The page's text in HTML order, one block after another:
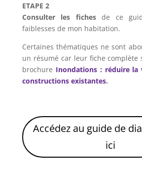
ETAPE 2
Consulter les fichesde ce
faiblesses de mon habitation.
Certaines thématiques ne sont
un résumé car leur fiche complète
brochure Inondations : réduire la
constructions existantes.
Accédez au guide de
ici